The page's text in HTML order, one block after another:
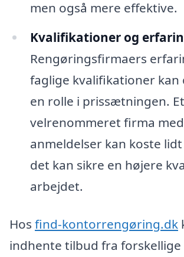
men også mere effektive.
Kvalifikationer og
Rengøringsfirmaers
faglige kvalifikationer kan
en rolle i prissætningen. Et
velrenommeret firma
anmeldelser kan koste
det kan sikre en højere
arbejdet.
Hos find-kontorrengøring.dk
indhente tilbud fra forskellige